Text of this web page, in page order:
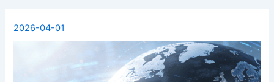
2026-04-01